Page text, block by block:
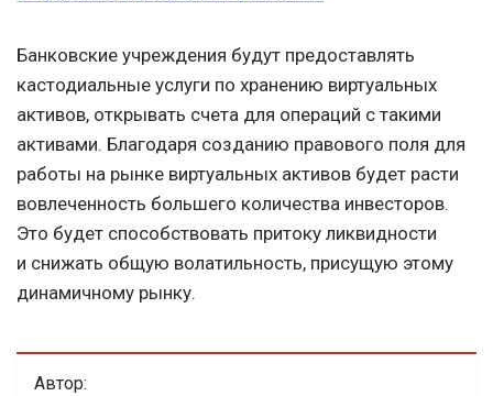
Банковские учреждения будут предоставлять
кастодиальные услуги по хранению виртуальных
активов, открывать счета для операций с такими
активами. Благодаря созданию правового поля для
работы на рынке виртуальных активов будет расти
вовлеченность большего количества инвесторов.
Это будет способствовать притоку ликвидности
и снижать общую волатильность, присущую этому
динамичному рынку.
Автор: